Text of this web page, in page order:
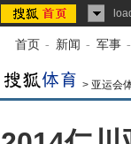
首页 - 新闻 - 军事 -
> 亚运会